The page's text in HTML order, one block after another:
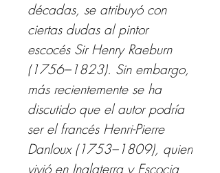
décadas, se atribuyó con
ciertas dudas al pintor
escocés Sir Henry Raeburn
(1756–1823). Sin embargo,
más recientemente se ha
discutido que el autor podría
ser el francés Henri-Pierre
Danloux (1753–1809), quien
vivió en Inglaterra y Escocia